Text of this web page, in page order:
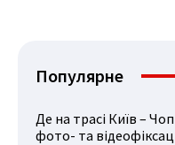
Популярне
Де на трасі Київ –
фото- та